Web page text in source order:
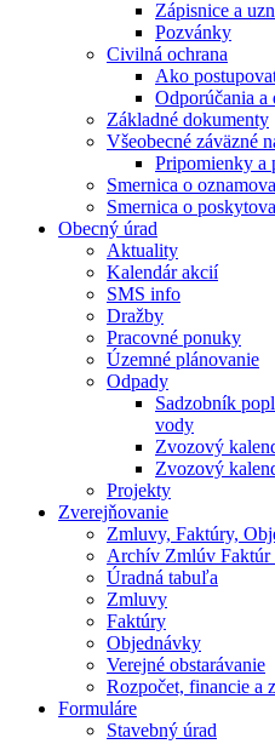
Zápisnice a
Pozvánky
Civilná ochrana
Ako
Odporúčania a
Základné dokumenty
Všeobecné záväzné
Pripomienky a
Smernica o
Smernica o
Obecný úrad
Aktuality
Kalendár akcií
SMS info
Dražby
Pracovné ponuky
Územné plánovanie
Odpady
Sadzobník
vody
Zvozový
Zvozový
Projekty
Zverejňovanie
Zmluvy, Faktúry,
Archív Zmlúv Faktúr
Úradná tabuľa
Zmluvy
Faktúry
Objednávky
Verejné obstarávanie
Rozpočet, financie a
Formuláre
Stavebný úrad